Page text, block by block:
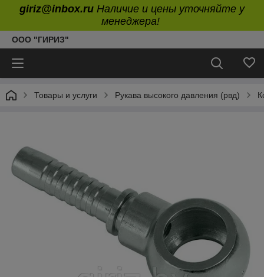
giriz@inbox.ru Наличие и цены уточняйте у
менеджера!
ООО "ГИРИЗ"
Товары и услуги Рукава высокого давления (рвд)